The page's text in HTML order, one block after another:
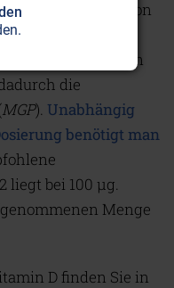
Hartsubstanz von
(Osteocalcin
Kalzium an den
die
MGP). Unabhängig
benötigt man
liegt bei 100 µg.
Menge
D finden Sie in